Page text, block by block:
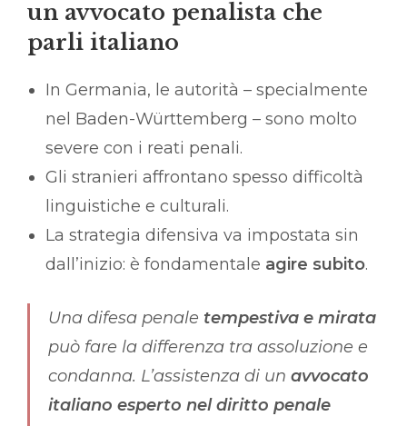
un avvocato penalista che
parli italiano
In Germania, le autorità – specialmente
nel Baden-Württemberg – sono molto
severe con i reati penali.
Gli stranieri affrontano spesso difficoltà
linguistiche e culturali.
La strategia difensiva va impostata sin
dall’inizio: è fondamentale agire subito.
Una difesa penale tempestiva e mirata
può fare la differenza tra assoluzione e
condanna. L’assistenza di un avvocato
italiano esperto nel diritto penale